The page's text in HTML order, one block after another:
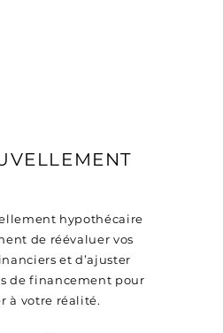
hypothécaire
de réévaluer vos
et d’ajuster
de financement pour
à votre réalité.